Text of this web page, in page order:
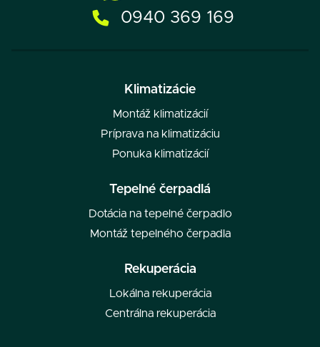
0940 369 169
Klimatizácie
Montáž klimatizácií
Príprava na klimatizáciu
Ponuka klimatizácií
Tepelné čerpadlá
Dotácia na tepelné čerpadlo
Montáž tepelného čerpadla
Rekuperácia
Lokálna rekuperácia
Centrálna rekuperácia